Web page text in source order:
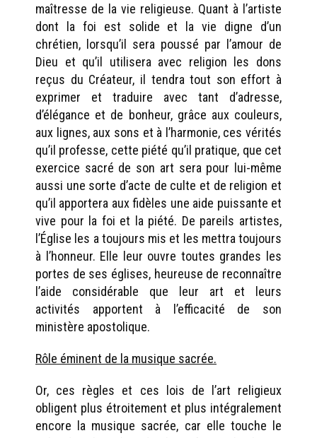
maîtresse de la vie religieuse. Quant à l’artiste
dont la foi est solide et la vie digne d’un
chrétien, lorsqu’il sera poussé par l’amour de
Dieu et qu’il utilisera avec religion les dons
reçus du Créateur, il tendra tout son effort à
exprimer et traduire avec tant d’adresse,
d’élégance et de bonheur, grâce aux couleurs,
aux lignes, aux sons et à l’harmonie, ces vérités
qu’il professe, cette piété qu’il pratique, que cet
exercice sacré de son art sera pour lui-même
aussi une sorte d’acte de culte et de religion et
qu’il apportera aux fidèles une aide puissante et
vive pour la foi et la piété. De pareils artistes,
l’Église les a toujours mis et les mettra toujours
à l’honneur. Elle leur ouvre toutes grandes les
portes de ses églises, heureuse de reconnaître
l’aide considérable que leur art et leurs
activités apportent à l’efficacité de son
ministère apostolique.
Rôle éminent de la musique sacrée.
Or, ces règles et ces lois de l’art religieux
obligent plus étroitement et plus intégralement
encore la musique sacrée, car elle touche le